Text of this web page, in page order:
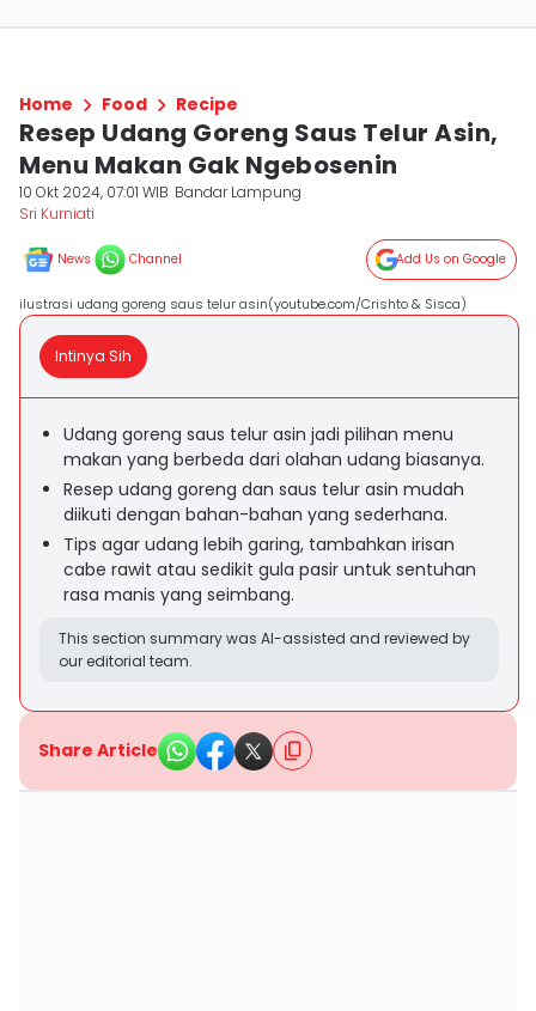
Home Food Recipe
Resep Udang Goreng Saus Telur Asin,
Menu Makan Gak Ngebosenin
10 Okt 2024, 07:01 WIB Bandar Lampung
Sri Kurniati
News Channel Add Us on Google
ilustrasi udang goreng saus telur asin(youtube.com/Crishto & Sisca)
Intinya Sih
Udang goreng saus telur asin jadi pilihan menu
makan yang berbeda dari olahan udang biasanya.
Resep udang goreng dan saus telur asin mudah
diikuti dengan bahan-bahan yang sederhana.
Tips agar udang lebih garing, tambahkan irisan
cabe rawit atau sedikit gula pasir untuk sentuhan
rasa manis yang seimbang.
This section summary was AI-assisted and reviewed by
our editorial team.
Share Article